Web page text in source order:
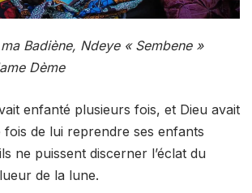
Badiène, Ndeye « Sembene »
Dème
enfanté plusieurs fois, et Dieu avait
fois de lui reprendre ses enfants
ne puissent discerner l’éclat du
de la lune.